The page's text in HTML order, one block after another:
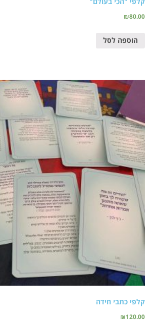
₪80.00
הוספה לסל
קלפי כתבי חידה
₪120.00